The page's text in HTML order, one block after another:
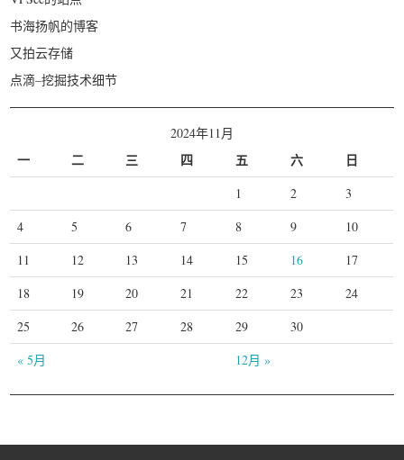
书海扬帆的博客
又拍云存储
点滴–挖掘技术细节
2024年11月
一 二 三 四 五 六 日
« 5月 12月 »
1 2
3
4
5 6 7 8 9
10
11
12 13 14 15 16
17
18
19 20 21 22 23
24
25
26 27 28 29 30